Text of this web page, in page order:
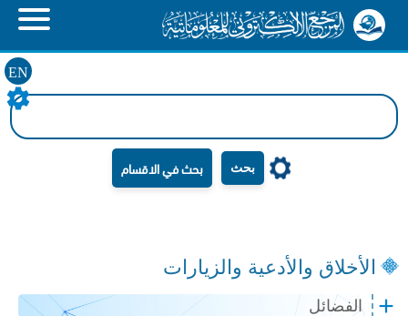
EN
بحث
الأخلاق والأدعية والزيارات
الفضائل